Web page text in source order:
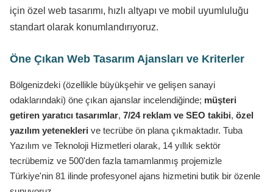
için özel web tasarımı, hızlı altyapı ve mobil uyumluluğu
standart olarak konumlandırıyoruz.
Öne Çıkan Web Tasarım Ajansları ve Kriterler
Bölgenizdeki (özellikle büyükşehir ve gelişen sanayi
odaklarındaki) öne çıkan ajanslar incelendiğinde; müşteri
getiren yaratıcı tasarımlar, 7/24 reklam ve SEO takibi, özel
yazılım yetenekleri ve tecrübe ön plana çıkmaktadır. Tuba
Yazılım ve Teknoloji Hizmetleri olarak, 14 yıllık sektör
tecrübemiz ve 500'den fazla tamamlanmış projemizle
Türkiye'nin 81 ilinde profesyonel ajans hizmetini butik bir özenle